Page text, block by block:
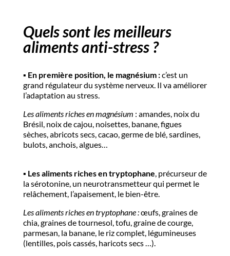
Quels sont les meilleurs
aliments anti-stress ?
▪️​ En première position, le magnésium :c’est un
grand régulateur du système nerveux. Il va améliorer
l’adaptation au stress.
Les aliments riches en magnésium : amandes, noix du
Brésil, noix de cajou, noisettes, banane, figues
sèches, abricots secs, cacao, germe de blé, sardines,
bulots, anchois, algues…
▪️​ Les aliments riches en tryptophane, précurseur de
la sérotonine, un neurotransmetteur qui permet le
relâchement, l’apaisement, le bien-être.
Les aliments riches en tryptophane :œufs, graines de
chia, graines de tournesol, tofu, graine de courge,
parmesan, la banane, le riz complet, légumineuses
(lentilles, pois cassés, haricots secs …).